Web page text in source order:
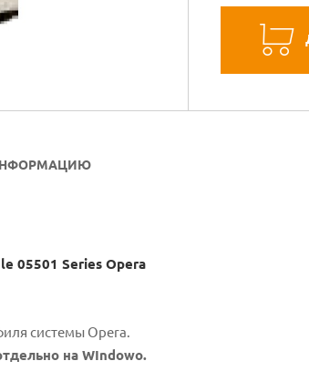
05501 Series Opera
системы Opera.
на WIndowo.